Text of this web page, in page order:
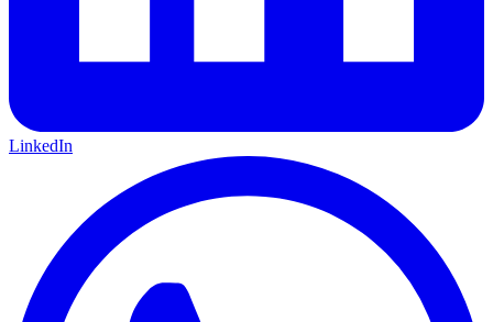
LinkedIn